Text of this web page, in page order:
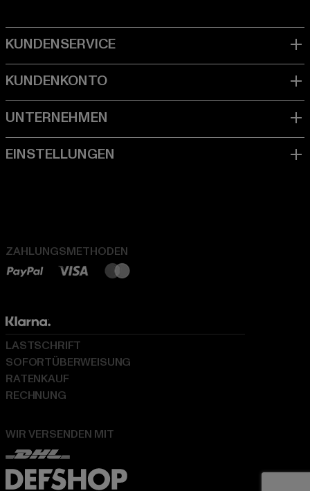
ZAHLUNGSMETHODEN
WIR VERSENDEN MIT
LASTSCHRIFT
SOFORTÜBERWEISUNG
RATENKAUF
RECHNUNG